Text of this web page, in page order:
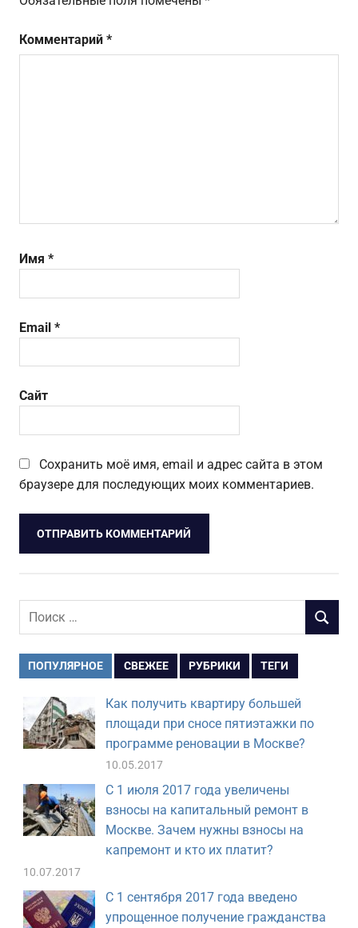
Комментарий *
Имя *
Email *
Сайт
Сохранить моё имя, email и адрес сайта в этом
браузере для последующих моих комментариев.
Поиск
ПОИСК
ПОПУЛЯРНОЕ СВЕЖЕЕ РУБРИКИ ТЕГИ
Как получить квартиру большей
площади при сносе пятиэтажки по
программе реновации в Москве?
10.05.2017
С 1 июля 2017 года увеличены
взносы на капитальный ремонт в
Москве. Зачем нужны взносы на
капремонт и кто их платит?
10.07.2017
С 1 сентября 2017 года введено
упрощенное получение гражданства